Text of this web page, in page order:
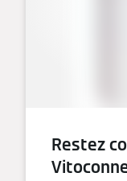
Restez